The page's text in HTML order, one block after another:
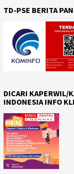
TD-PSE BERITA
DICARI KAPERWIL/
INDONESIA INFO